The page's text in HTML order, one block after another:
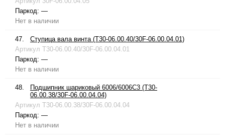
Паркод: —
Нет в наличии
47.
Ступица вала винта (T30-06.00.40/30F-06.00.04.01)
Артикул T30-06.00.40/30F-06.00.04.01
Паркод: —
Нет в наличии
48.
Подшипник шариковый 6006/6006C3 (T30-
06.00.38/30F-06.00.04.04)
Артикул T30-06.00.38/30F-06.00.04.04
Паркод: —
Нет в наличии